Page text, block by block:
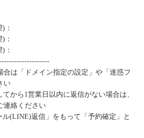
：
：
：
は「ドメイン指定の設定」や「迷惑フ
い
から1営業日以内に返信がない場合は、
連絡ください
(LINE)返信」をもって「予約確定」と